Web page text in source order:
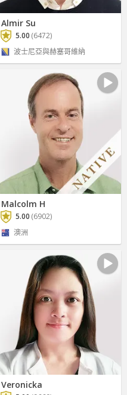
Almir Su
5.00 (6472)
波士尼亞與赫塞哥維納
Malcolm H
5.00 (6902)
澳洲
Veronicka